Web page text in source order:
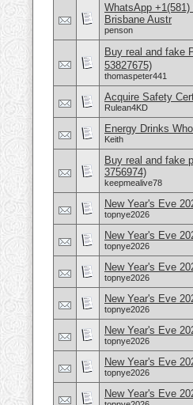
WhatsApp
Brisbane Austr
penson
Buy real and fake
53827675)
thomaspeter441
Acquire Safety
Rulean4KD
Energy Drinks
Keith
Buy real and fake
3756974)
keepmealive78
New Year's Eve
topnye2026
New Year's Eve
topnye2026
New Year's Eve
topnye2026
New Year's Eve
topnye2026
New Year's Eve
topnye2026
New Year's Eve
topnye2026
New Year's Eve